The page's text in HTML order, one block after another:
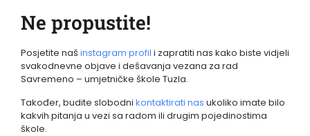
Ne propustite!
Posjetite naš instagram profil i zapratiti nas kako biste vidjeli
svakodnevne objave i dešavanja vezana za rad
Savremeno – umjetničke škole Tuzla.
Također, budite slobodni kontaktirati nas ukoliko imate bilo
kakvih pitanja u vezi sa radom ili drugim pojedinostima
škole.